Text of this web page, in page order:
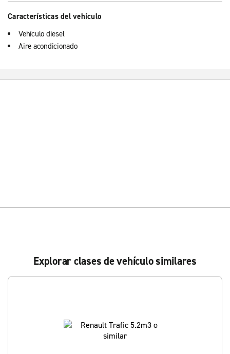
Características del vehículo
Vehículo diesel
Aire acondicionado
Explorar clases de vehículo similares